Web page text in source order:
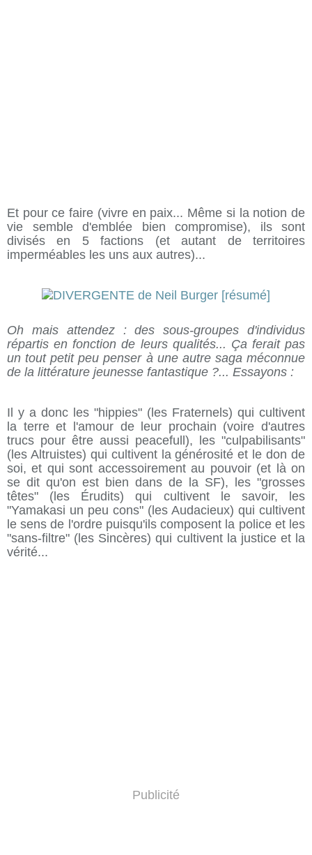
Et pour ce faire (vivre en paix... Même si la notion de
vie semble d'emblée bien compromise), ils sont
divisés en 5 factions (et autant de territoires
imperméables les uns aux autres)...
Oh mais attendez : des sous-groupes d'individus
répartis en fonction de leurs qualités... Ça ferait pas
un tout petit peu penser à une autre saga méconnue
de la littérature jeunesse fantastique ?... Essayons :
Il y a donc les "hippies" (les Fraternels) qui cultivent
la terre et l'amour de leur prochain (voire d'autres
trucs pour être aussi peacefull), les "culpabilisants"
(les Altruistes) qui cultivent la générosité et le don de
soi, et qui sont accessoirement au pouvoir (et là on
se dit qu'on est bien dans de la SF), les "grosses
têtes" (les Érudits) qui cultivent le savoir, les
"Yamakasi un peu cons" (les Audacieux) qui cultivent
le sens de l'ordre puisqu'ils composent la police et les
"sans-filtre" (les Sincères) qui cultivent la justice et la
vérité...
Publicité